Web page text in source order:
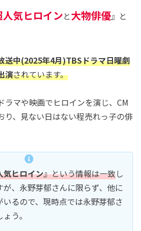
気ヒロインと大物俳優』と
送中(2025年4月)TBSドラマ日曜劇
演されています。
ラマや映画でヒロインを演じ、CM
り、見ない日はない程売れっ子の俳
気ヒロイン』という情報は一致し
、永野芽郁さんに限らず、他に
るので、現時点では永野芽郁さ
う。